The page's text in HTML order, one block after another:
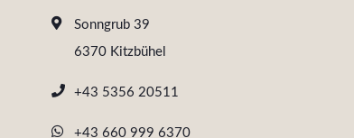
Sonngrub 39
6370 Kitzbühel
+43 5356 20511
+43 660 999 6370